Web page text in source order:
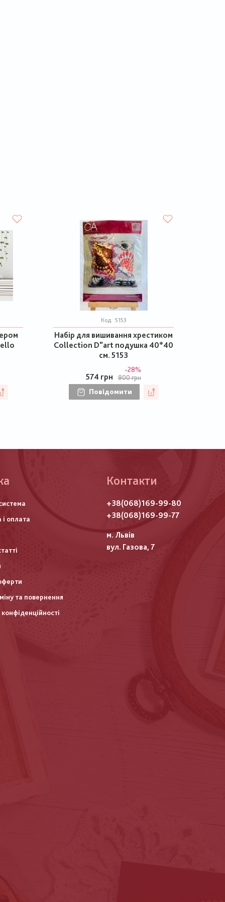
Код: 5153
Набір для вишивання хрестиком
Collection D"art подушка 40*40
см. 5153
574 грн
-28%
800 грн
Повідомити
і оплата
та повернення
Контакти
+38(068)169-99-80
+38(068)169-99-77
м. Львів
вул. Газова, 7